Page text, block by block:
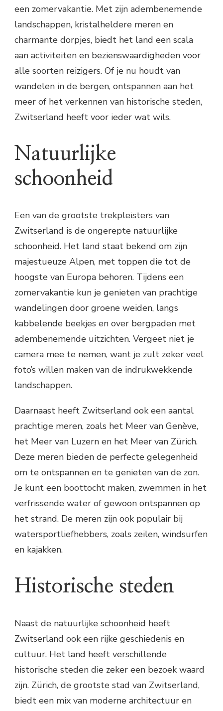
een zomervakantie. Met zijn adembenemende
landschappen, kristalheldere meren en
charmante dorpjes, biedt het land een scala
aan activiteiten en bezienswaardigheden voor
alle soorten reizigers. Of je nu houdt van
wandelen in de bergen, ontspannen aan het
meer of het verkennen van historische steden,
Zwitserland heeft voor ieder wat wils.
Natuurlijke
schoonheid
Een van de grootste trekpleisters van
Zwitserland is de ongerepte natuurlijke
schoonheid. Het land staat bekend om zijn
majestueuze Alpen, met toppen die tot de
hoogste van Europa behoren. Tijdens een
zomervakantie kun je genieten van prachtige
wandelingen door groene weiden, langs
kabbelende beekjes en over bergpaden met
adembenemende uitzichten. Vergeet niet je
camera mee te nemen, want je zult zeker veel
foto’s willen maken van de indrukwekkende
landschappen.
Daarnaast heeft Zwitserland ook een aantal
prachtige meren, zoals het Meer van Genève,
het Meer van Luzern en het Meer van Zürich.
Deze meren bieden de perfecte gelegenheid
om te ontspannen en te genieten van de zon.
Je kunt een boottocht maken, zwemmen in het
verfrissende water of gewoon ontspannen op
het strand. De meren zijn ook populair bij
watersportliefhebbers, zoals zeilen, windsurfen
en kajakken.
Historische steden
Naast de natuurlijke schoonheid heeft
Zwitserland ook een rijke geschiedenis en
cultuur. Het land heeft verschillende
historische steden die zeker een bezoek waard
zijn. Zürich, de grootste stad van Zwitserland,
biedt een mix van moderne architectuur en